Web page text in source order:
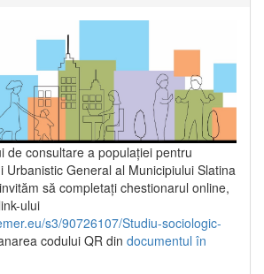
de consultare a populaţiei pentru
Urbanistic General al Municipiului Slatina
să completați chestionarul online,
ului
s3/90726107/Studiu-sociologic-
codului QR din documentul în